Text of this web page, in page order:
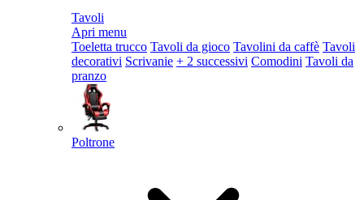
Tavoli
Apri menu
Toeletta trucco Tavoli da gioco Tavolini da caffè Tavoli
decorativi Scrivanie + 2 successivi Comodini Tavoli da
pranzo
Poltrone